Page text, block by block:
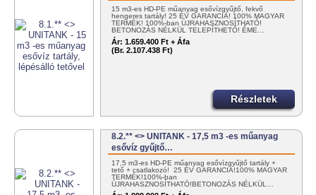
15 m3-es HD-PE műanyag esővízgyűjtő, fekvő
hengeres tartály! 25 ÉV GARANCIA! 100% MAGYAR
TERMÉK! 100%-ban ÚJRAHASZNOSÍTHATÓ!
BETONOZÁS NÉLKÜL TELEPÍTHETŐ! ÉME…
Ár: 1.659.400 Ft + Áfa
(Br. 2.107.438 Ft)
Részletek
8.2.** <> UNITANK - 17,5 m3 -es műanyag
esővíz gyűjtő…
17,5 m3-es HD-PE műanyag esővízgyűjtő tartály +
tető + csatlakozó! 25 ÉV GARANCIA!100% MAGYAR
TERMÉK!100%-ban
ÚJRAHASZNOSÍTHATÓ!BETONOZÁS NÉLKÜL…